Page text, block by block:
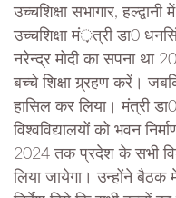
उच्चशिक्षा सभागार,
उच्चशिक्षा मं़त्री डा0
नरेन्द्र मोदी का सपना था
बच्चे शिक्षा ग्र्रहण करें।
हासिल कर लिया। मंत्री
विश्वविद्यालयों को भवन
2024 तक प्रदेश के सभी
लिया जायेगा। उन्होंने बैठक